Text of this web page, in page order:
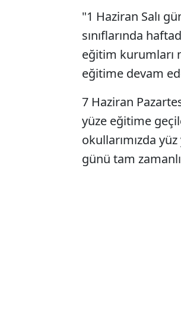
"1 Haziran Salı
sınıflarında
eğitim kurumları
eğitime devam
7 Haziran
yüze eğitime
okullarımızda
günü tam